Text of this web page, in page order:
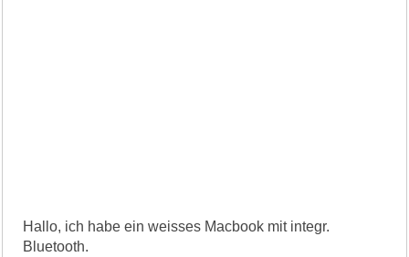
Hallo, ich habe ein weisses Macbook mit integr.
Bluetooth.